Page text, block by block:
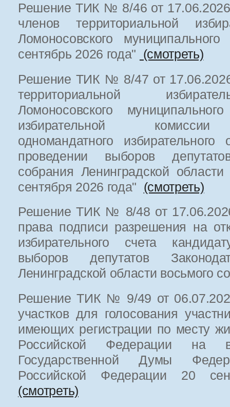
Решение ТИК № 8/46 от
членов территориальной
Ломоносовского
сентябрь 2026 года" (смотреть)
Решение ТИК № 8/47 от
территориальной
Ломоносовского
избирательной комиссии
одномандатного
проведении выборов
собрания Ленинградской
сентября 2026 года" (смотреть)
Решение ТИК № 8/48 от
права подписи разрешения на
избирательного счета
выборов депутатов
Ленинградской области восьмого
Решение ТИК № 9/49 от
участков для голосования
имеющих регистрации по месту
Российской Федерации на
Государственной Думы
Российской Федерации 20
(смотреть)